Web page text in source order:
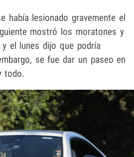
había lesionado gravemente el
mostró los moratones y
el lunes dijo que podría
se fue dar un paseo en
todo.